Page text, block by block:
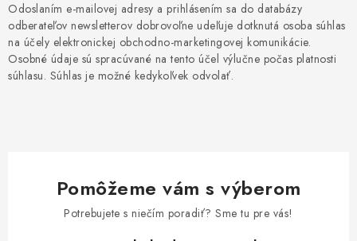
Odoslaním e-mailovej adresy a prihlásením sa do databázy
odberateľov newsletterov dobrovoľne udeľuje dotknutá osoba súhlas
na účely elektronickej obchodno-marketingovej komunikácie.
Osobné údaje sú spracúvané na tento účel výlučne počas platnosti
súhlasu. Súhlas je možné kedykoľvek odvolať.
Pomôžeme vám s výberom
Potrebujete s niečím poradiť? Sme tu pre vás!